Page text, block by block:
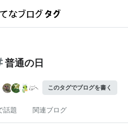
普通の日
このタグでブログを書く
話題 関連ブログ